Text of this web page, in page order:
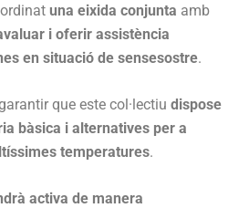
una eixida conjunta amb
i oferir assistència
en situació de sensesostre.
que este col·lectiu dispose
bàsica i alternatives per a
temperatures.
activa de manera